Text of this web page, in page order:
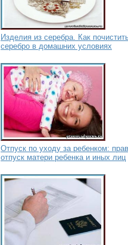
Изделия из серебра. Как
серебро в домашних условиях
Отпуск по уходу за ребенком:
отпуск матери ребенка и иных лиц